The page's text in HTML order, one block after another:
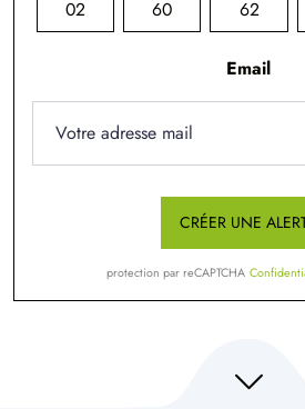
02 60 62
Email
CRÉER UNE
protection par reCAPTCHA